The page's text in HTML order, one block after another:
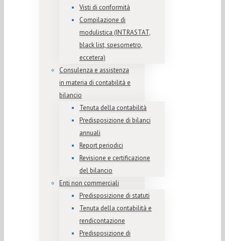
Visti di conformità
Compilazione di
modulistica (INTRASTAT,
black list, spesometro,
eccetera)
Consulenza e assistenza
in materia di contabilità e
bilancio
Tenuta della contabilità
Predisposizione di bilanci
annuali
Report periodici
Revisione e certificazione
del bilancio
Enti non commerciali
Predisposizione di statuti
Tenuta della contabilità e
rendicontazione
Predisposizione di